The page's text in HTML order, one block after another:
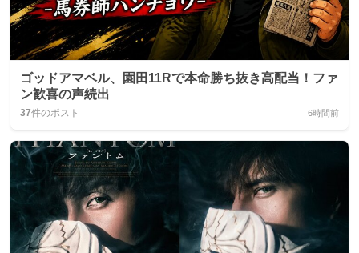
ゴッドアマベル、園田11Rで本命勝ち抜き高配当！ファ
ン歓喜の声続出
37件のポスト 6時間前